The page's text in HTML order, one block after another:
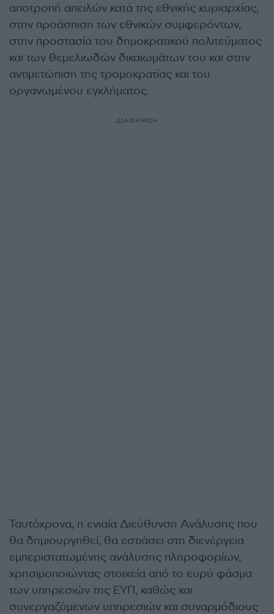
αποτροπή απειλών κατά της εθνικής κυριαρχίας,
στην προάσπιση των εθνικών συμφερόντων,
στην προστασία του δημοκρατικού πολιτεύματος
και των θεμελιωδών δικαιωμάτων του και στην
αντιμετώπιση της τρομοκρατίας και του
οργανωμένου εγκλήματος.
ΔΙΑΦΗΜΙΣΗ
Ταυτόχρονα, η ενιαία Διεύθυνση Ανάλυσης που
θα δημιουργηθεί, θα εστιάσει στη διενέργεια
εμπεριστατωμένης ανάλυσης πληροφορίων,
χρησιμοποιώντας στοιχεία από το ευρύ φάσμα
των υπηρεσιών της ΕΥΠ, καθώς και
συνεργαζόμενων υπηρεσιών και συναρμόδιους